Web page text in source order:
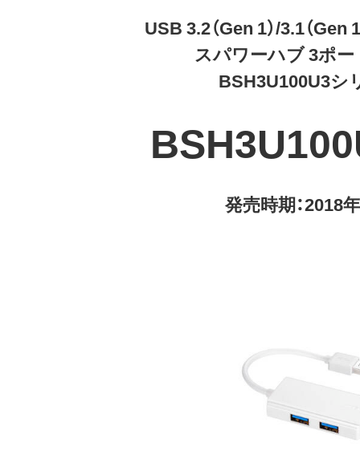
USB 3.2（Gen 1）/3.1（Gen
スパワーハブ 3ポ
BSH3U100U3シ
発売時期：2018